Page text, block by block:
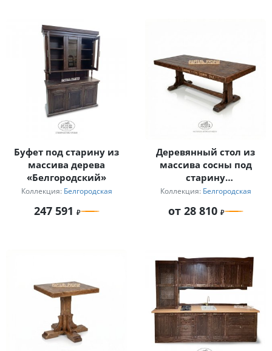
Буфет под старину из
массива дерева
«Белгородский»
Коллекция: Белгородская
247 591
Деревянный стол из
массива сосны под
старину
«Белгородский»
Коллекция: Белгородская
от 28 810